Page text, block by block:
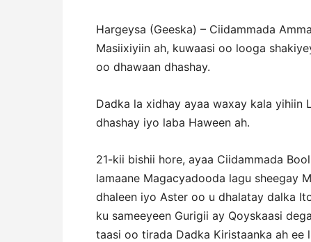
Hargeysa (Geeska) – Ciidammada
Masiixiyiin ah, kuwaasi oo looga
oo dhawaan dhashay.
Dadka la xidhay ayaa waxay kala yihiin
dhashay iyo laba Haween ah.
21-kii bishii hore, ayaa Ciidammada
lamaane Magacyadooda lagu sheegay
dhaleen iyo Aster oo u dhalatay dalka
ku sameeyeen Gurigii ay Qoyskaasi
taasi oo tirada Dadka Kiristaanka ah ee